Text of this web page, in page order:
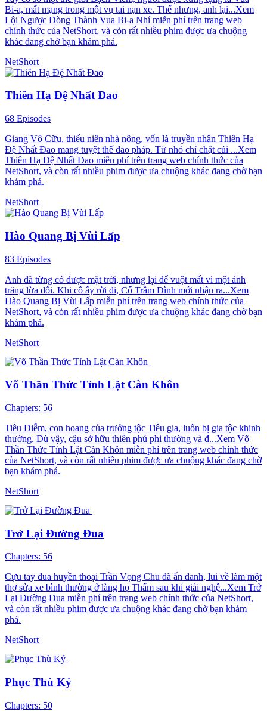
Bi-a, mất mạng trong một vụ tai nạn xe. Thế nhưng, anh lại...Xem
Lội Ngược Dòng Thành Vua Bi-a Nhí miễn phí trên trang web
chính thức của NetShort, và còn rất nhiều phim được ưa chuộng
khác đang chờ bạn khám phá.
NetShort
Thiên Hạ Đệ Nhất Đao
68 Episodes
Giang Vô Cữu, thiếu niên nhà nông, vốn là truyền nhân Thiên Hạ
Đệ Nhất Đao mang tuyệt thế đao pháp. Từ nhỏ chỉ chặt củi ...Xem
Thiên Hạ Đệ Nhất Đao miễn phí trên trang web chính thức của
NetShort, và còn rất nhiều phim được ưa chuộng khác đang chờ bạn
khám phá.
NetShort
Hào Quang Bị Vùi Lấp
83 Episodes
Anh đã từng có được mặt trời, nhưng lại để vuột mất vì một ánh
trăng lừa dối. Khi cô ấy rời đi, Cố Trầm Đình mới nhận ra...Xem
Hào Quang Bị Vùi Lấp miễn phí trên trang web chính thức của
NetShort, và còn rất nhiều phim được ưa chuộng khác đang chờ bạn
khám phá.
NetShort
Võ Thần Thức Tỉnh Lật Càn Khôn
Chapters: 56
Tiêu Diễm, con hoang của trưởng tộc Tiêu gia, luôn bị gia tộc khinh
thường. Dù vậy, cậu sở hữu thiên phú phi thường và đ...Xem Võ
Thần Thức Tỉnh Lật Càn Khôn miễn phí trên trang web chính thức
của NetShort, và còn rất nhiều phim được ưa chuộng khác đang chờ
bạn khám phá.
NetShort
Trở Lại Đường Đua
Chapters: 56
Cựu tay đua huyền thoại Trần Vọng Chu đã ẩn danh, lui về làm một
thợ sửa xe bình thường ở làng họ Thẩm sau khi giải nghệ...Xem Trở
Lại Đường Đua miễn phí trên trang web chính thức của NetShort,
và còn rất nhiều phim được ưa chuộng khác đang chờ bạn khám
phá.
NetShort
Phục Thù Ký
Chapters: 50